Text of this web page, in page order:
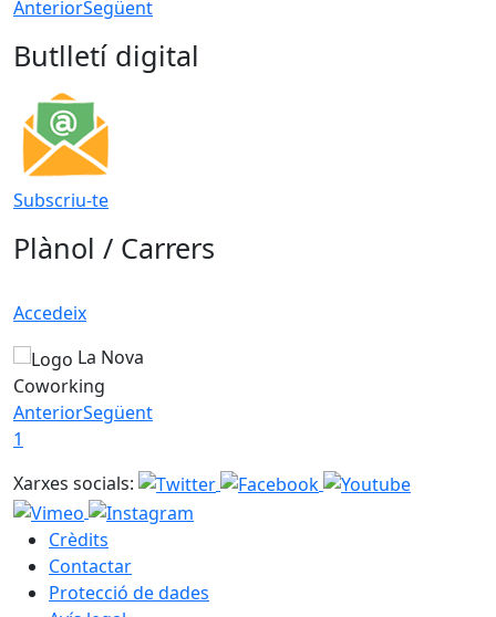
AnteriorSegüent
Butlletí digital
Subscriu-te
Plànol / Carrers
Accedeix
La Nova
Coworking
AnteriorSegüent
1
Xarxes socials:
Crèdits
Contactar
Protecció de dades